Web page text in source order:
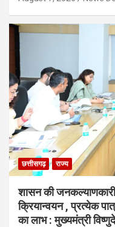
छत्तीसगढ़ राज्य
शासन की
क्रियान्वयन , प्रत्येक
का लाभ : मुख्यमंत्री